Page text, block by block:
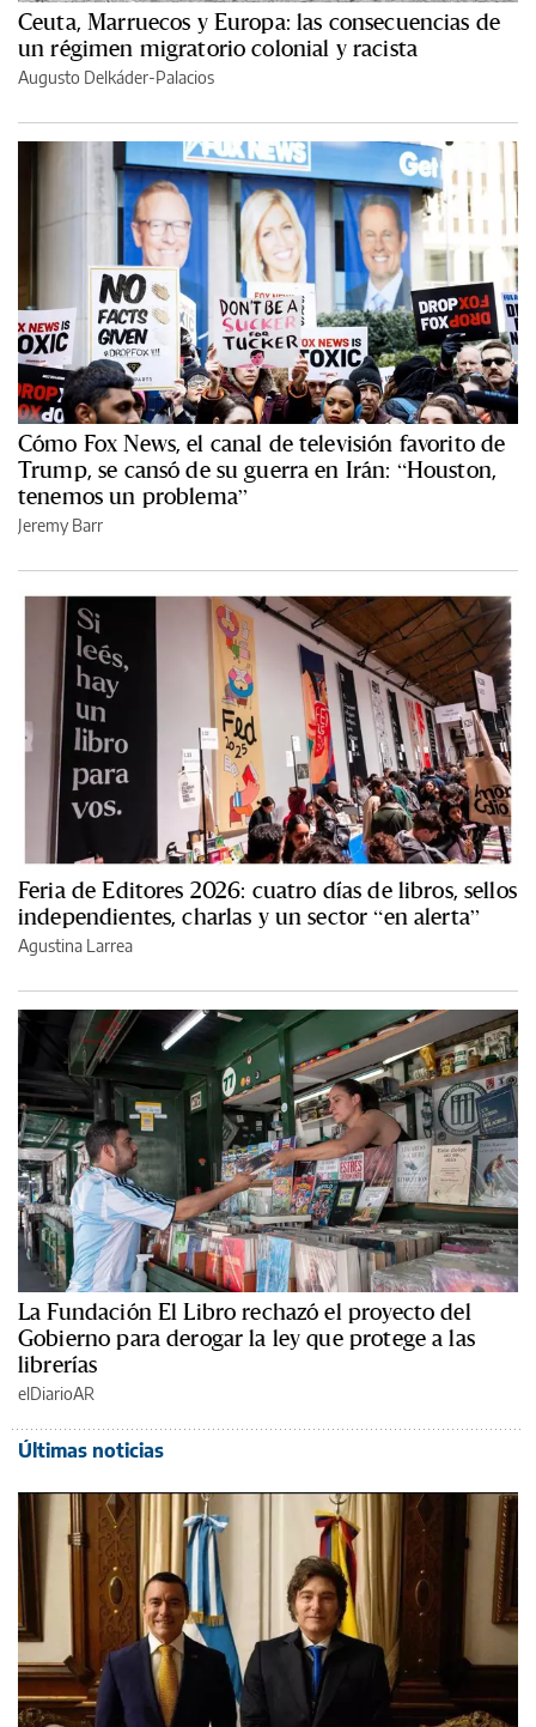
Ceuta, Marruecos y Europa: las consecuencias de
un régimen migratorio colonial y racista
Augusto Delkáder-Palacios
Cómo Fox News, el canal de televisión favorito de
Trump, se cansó de su guerra en Irán: “Houston,
tenemos un problema”
Jeremy Barr
Feria de Editores 2026: cuatro días de libros, sellos
independientes, charlas y un sector “en alerta”
Agustina Larrea
La Fundación El Libro rechazó el proyecto del
Gobierno para derogar la ley que protege a las
librerías
elDiarioAR
Últimas noticias